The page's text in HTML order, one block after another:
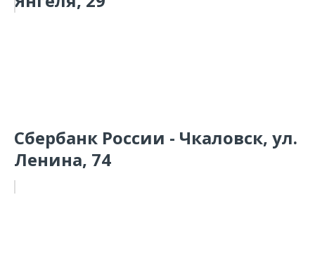
Сбербанк России - Чкаловск, ул.
Ленина, 74